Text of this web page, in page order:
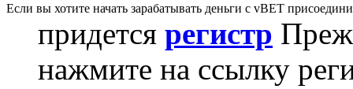
Если вы хотите начать зарабатывать деньги с vBET
придется регистр
нажмите на ссылку